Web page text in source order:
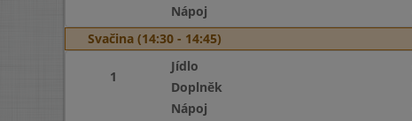
Nápoj
Svačina (14:30 - 14:45)
1
Jídlo
Doplněk
Nápoj